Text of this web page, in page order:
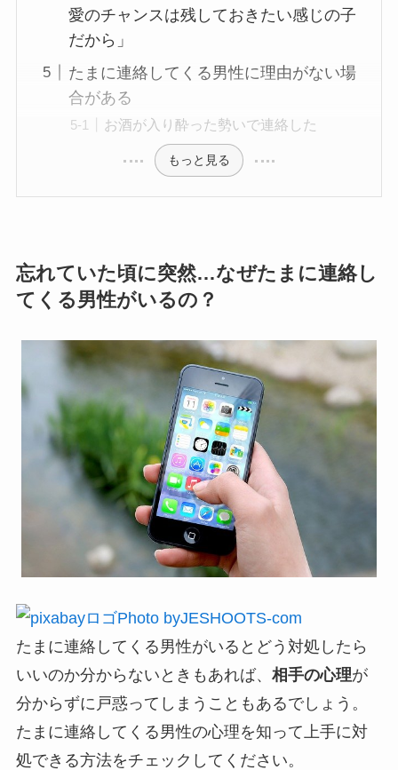
愛のチャンスは残しておきたい感じの子
だから」
たまに連絡してくる男性に理由がない場
合がある
お酒が入り酔った勢いで連絡した
もっと見る
忘れていた頃に突然…なぜたまに連絡し
てくる男性がいるの？
Photo byJESHOOTS-com
たまに連絡してくる男性がいるとどう対処したら
いいのか分からないときもあれば、 相手の心理が
分からずに戸惑ってしまうこともあるでしょう。
たまに連絡してくる男性の心理を知って上手に対
処できる方法をチェックしてください。